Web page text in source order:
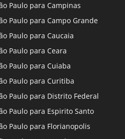
Paulo para Campinas
Paulo para Campo Grande
Paulo para Caucaia
Paulo para Ceara
Paulo para Cuiaba
Paulo para Curitiba
Paulo para Distrito Federal
Paulo para Espirito Santo
Paulo para Florianopolis